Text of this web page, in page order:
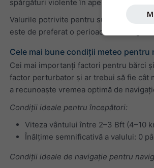
spărgături violente în ape puțin
Valurile potrivite pentru surf au de
este de preferat o perioadă mai lungă.
Cele mai bune condiții meteo pentru
Cei mai importanți factori pentru bărci
factor perturbator și ar trebui să fie cât
a recunoaște vremea optimă de
Condiții ideale pentru începători:
Viteza vântului între 2–3 Bft (4–10
Înălțime semnificativă a valului: 0
Condiții ideale de navigație pentru